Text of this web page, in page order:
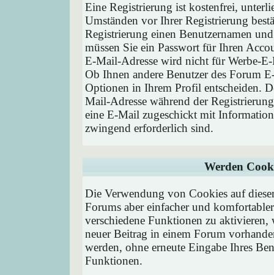
Eine Registrierung ist kostenfrei,
Umständen vor Ihrer Registrierung
Registrierung einen Benutzernamen
müssen Sie ein Passwort für Ihren
E-Mail-Adresse wird nicht für Werbe-
Ob Ihnen andere Benutzer des Forum
Optionen in Ihrem Profil entscheiden.
Mail-Adresse während der
eine E-Mail zugeschickt mit
zwingend erforderlich sind.
Werden
Die Verwendung von Cookies auf
Forums aber einfacher und
verschiedene Funktionen zu
neuer Beitrag in einem Forum
werden, ohne erneute Eingabe Ihres
Funktionen.